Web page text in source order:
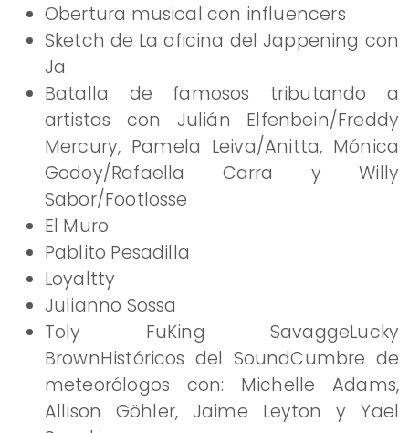
Obertura musical con influencers
Sketch de La oficina del Jappening con
Ja
Batalla de famosos tributando a
artistas con Julián Elfenbein/Freddy
Mercury, Pamela Leiva/Anitta, Mónica
Godoy/Rafaella Carra y Willy
Sabor/Footlosse
El Muro
Pablito Pesadilla
Loyaltty
Julianno Sossa
Toly FuKing SavaggeLucky
BrownHistóricos del SoundCumbre de
meteorólogos con: Michelle Adams,
Allison Göhler, Jaime Leyton y Yael